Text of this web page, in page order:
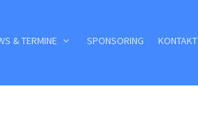
& TERMINE SPONSORING KONTAKT